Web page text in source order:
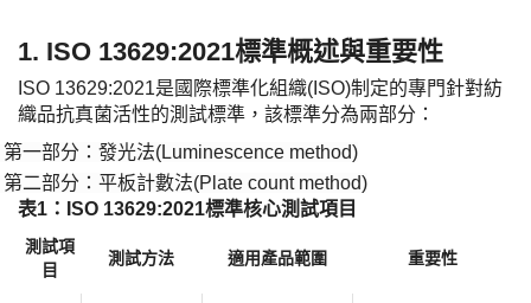
1. ISO 13629:2021標準概述與重要性
ISO 13629:2021是國際標準化組織(ISO)制定的專門針對紡
織品抗真菌活性的測試標準，該標準分為兩部分：
第一部分：發光法(Luminescence method)
第二部分：平板計數法(Plate count method)
​表1：ISO 13629:2021標準核心測試項目​
測試項
目
測試方法 適用產品範圍 重要性